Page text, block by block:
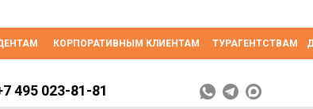
КОРПОРАТИВНЫМ КЛИЕНТАМ ТУРАГЕНТСТВАМ
495 023-81-81